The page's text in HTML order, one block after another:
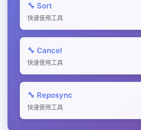
🔧 Sort
快速使用工具
🔧 Cancel
快速使用工具
🔧 Reposync
快速使用工具